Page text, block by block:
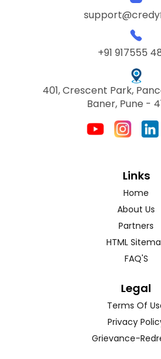
+91 917555
401, Crescent Park,
Baner, Pune -
Links
Home
About Us
Partners
HTML
FAQ'S
Legal
Terms Of
Privacy
Grievance-